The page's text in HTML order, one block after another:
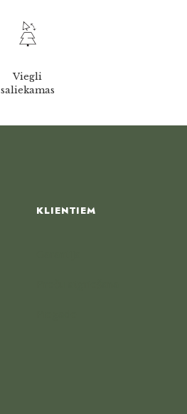
Viegli
saliekamas
KLIENTIEM